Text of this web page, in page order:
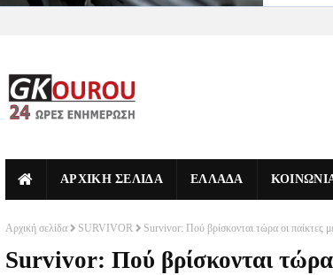
ΑΡΧΙΚΗ ΣΕΛΙΔΑ ΕΛΛΑΔΑ
Αρχική σελίδα SURVIVOR Survivor: Πού βρίσκονται τώρα οι
Survivor: Πού βρίσκονται τώρα